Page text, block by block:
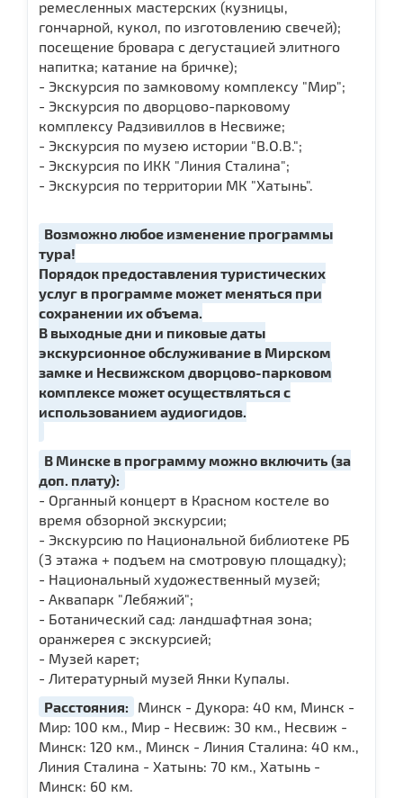
ремесленных мастерских (кузницы,
гончарной, кукол, по изготовлению свечей);
посещение бровара с дегустацией элитного
напитка; катание на бричке);
- Экскурсия по замковому комплексу "Мир";
- Экскурсия по дворцово-парковому
комплексу Радзивиллов в Несвиже;
- Экскурсия по музею истории "В.О.В.";
- Экскурсия по ИКК "Линия Сталина";
- Экскурсия по территории МК "Хатынь".
Возможно любое изменение программы
тура!
Порядок предоставления туристических
услуг в программе может меняться при
сохранении их объема.
В выходные дни и пиковые даты
экскурсионное обслуживание в Мирском
замке и Несвижском дворцово-парковом
комплексе может осуществляться с
использованием аудиогидов.
В Минске в программу можно включить (за
доп. плату):
- Органный концерт в Красном костеле во
время обзорной экскурсии;
- Экскурсию по Национальной библиотеке РБ
(3 этажа + подъем на смотровую площадку);
- Национальный художественный музей;
- Аквапарк "Лебяжий";
- Ботанический сад: ландшафтная зона;
оранжерея с экскурсией;
- Музей карет;
- Литературный музей Янки Купалы.
Расстояния:
Минск - Дукора: 40 км, Минск -
Мир: 100 км., Мир - Несвиж: 30 км., Несвиж -
Минск: 120 км., Минск - Линия Сталина: 40 км.,
Линия Сталина - Хатынь: 70 км., Хатынь -
Минск: 60 км.